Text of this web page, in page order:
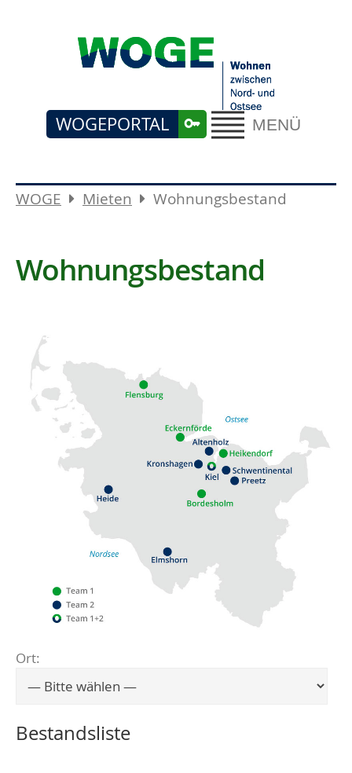
MENÜ
WOGEPORTAL
WOGE Mieten Wohnungsbestand
Wohnungsbestand
Eckernförde
Heikendorf
Kronshagen
Ort:
Wählen Sie einen Ort, um zur entsprechenden Seite
Bestandsliste